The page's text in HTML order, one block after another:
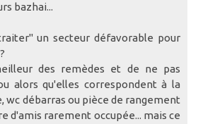
bazhai...
un secteur défavorable pour
des remèdes et de ne pas
alors qu'elles correspondent à la
wc débarras ou pièce de rangement
d'amis rarement occupée... mais ce